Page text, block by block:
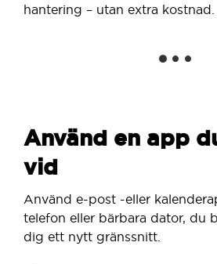
hantering – utan extra kostnad.
Använd en app
vid
Använd e-post -eller
telefon eller bärbara dator, du
dig ett nytt gränssnitt.